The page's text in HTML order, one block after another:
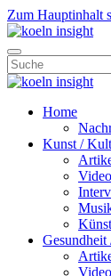
Zum Hauptinhalt
Home
Kunst /
Video
Video